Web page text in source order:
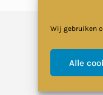
Wij gebruiken
Alle